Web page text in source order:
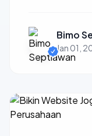
Bimo
Jan 01,